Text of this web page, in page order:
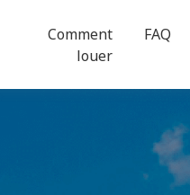
Comment
louer
FAQ